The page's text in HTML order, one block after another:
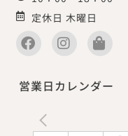
定休日 木曜日
営業日カレンダー